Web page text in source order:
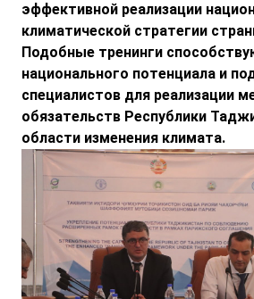
эффективной реализации
климатической стратегии
Подобные тренинги
национального потенциала и
специалистов для реализации
обязательств Республики
области изменения климата.